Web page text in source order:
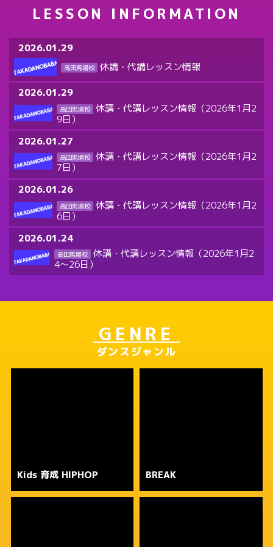
LESSON INFORMATION
2026.01.29
高田馬場校
休講・代講レッスン情報
2026.01.29
高田馬場校
休講・代講レッスン情報（2026年1月2
9日）
2026.01.27
高田馬場校
休講・代講レッスン情報（2026年1月2
7日）
2026.01.26
高田馬場校
休講・代講レッスン情報（2026年1月2
6日）
2026.01.24
高田馬場校 休講・代講レッスン情報（2026年1月2
4～26日）
GENRE
ダンスジャンル
Kids 育成 HIPHOP BREAK